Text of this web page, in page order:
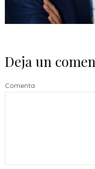
Deja un
Comenta